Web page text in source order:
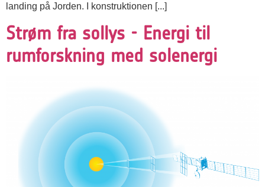
landing på Jorden. I konstruktionen [...]
Strøm fra sollys - Energi til
rumforskning med solenergi